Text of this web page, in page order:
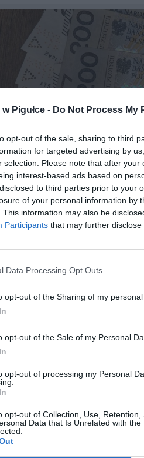
Pigułce - Do Not Process My
opt-out of the sale, sharing to third
for targeted advertising by
selection. Please note that after
interest-based ads based on
to third parties prior to your
of your personal information by
This information may also be
Participants that may further
Data Processing Opt Outs
opt-out of the Sharing of my personal
opt-out of the Sale of my Personal
opt-out of processing my Personal
opt-out of Collection, Use,
Data that Is Unrelated with
Fot. Warszawa
przez 33 dni. Po tym czasie